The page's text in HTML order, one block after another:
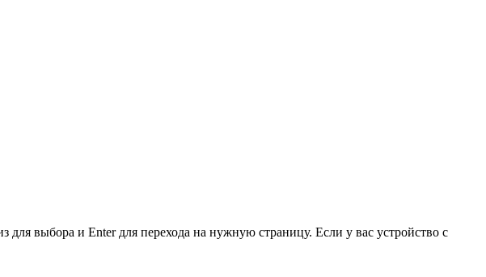
для выбора и Enter для перехода на нужную страницу. Если у вас устройство с